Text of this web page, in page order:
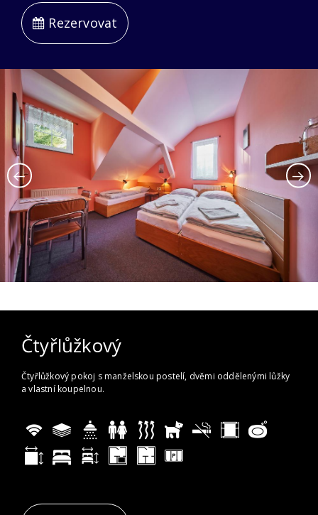
Rezervovat
Čtyřlůžkový
Čtyřlůžkový pokoj s manželskou postelí, dvěmi oddělenými lůžky
a vlastní koupelnou.